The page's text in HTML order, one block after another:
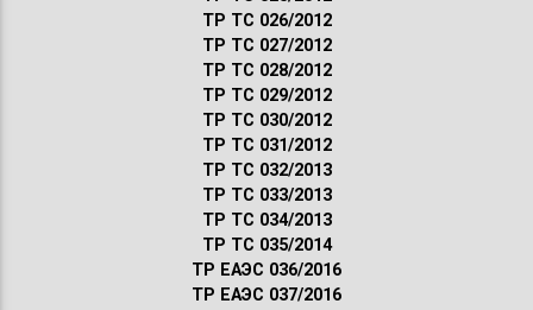
ТР ТС 026/2012
ТР ТС 027/2012
ТР ТС 028/2012
ТР ТС 029/2012
ТР ТС 030/2012
ТР ТС 031/2012
ТР ТС 032/2013
ТР ТС 033/2013
ТР ТС 034/2013
ТР ТС 035/2014
ТР ЕАЭС 036/2016
ТР ЕАЭС 037/2016